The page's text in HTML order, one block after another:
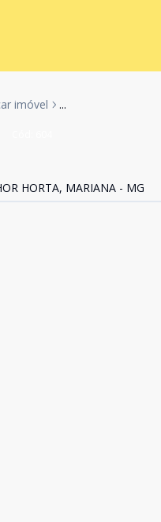
imóvel ...
HORTA, MARIANA - MG